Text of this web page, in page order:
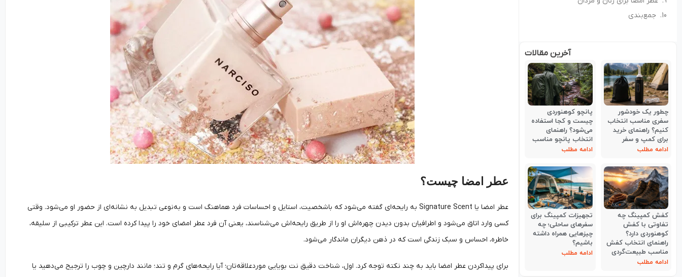
جمع‌بندی
چطور یک خودشور
سفری مناسب انتخاب
کنیم؟ راهنمای خرید
برای کمپ و سفر
ادامه مطلب
پانچو کوهنوردی
چیست و کجا استفاده
می‌شود؟ راهنمای
انتخاب پانچو مناسب
ادامه مطلب
کفش کمپینگ چه
تفاوتی با کفش
کوهنوردی دارد؟
راهنمای انتخاب کفش
مناسب طبیعت‌گردی
ادامه مطلب
تجهیزات کمپینگ برای
سفرهای ساحلی؛ چه
چیزهایی همراه داشته
باشیم؟
ادامه مطلب
آخرین مقالات
عطر امضا چیست؟
عطر امضا یا Signature Scent به رایحه‌ای گفته می‌شود که باشخصیت، استایل و احساسات فرد هماهنگ است و به‌نوعی تبدیل به نشانه‌ای از حضور او می‌شود. وقتی
کسی وارد اتاق می‌شود و اطرافیان بدون دیدن چهره‌اش او را از طریق رایحه‌اش می‌شناسند، یعنی آن فرد عطر امضای خود را پیدا کرده است. این عطر ترکیبی از سلیقه،
خاطره، احساس و سبک زندگی است که در ذهن دیگران ماندگار می‌شود.
برای پیداکردن عطر امضا باید به چند نکته توجه کرد. اول، شناخت دقیق نت بویایی موردعلاقه‌تان؛ آیا رایحه‌های گرم و تند؛ مانند دارچین و چوب را ترجیح می‌دهید یا